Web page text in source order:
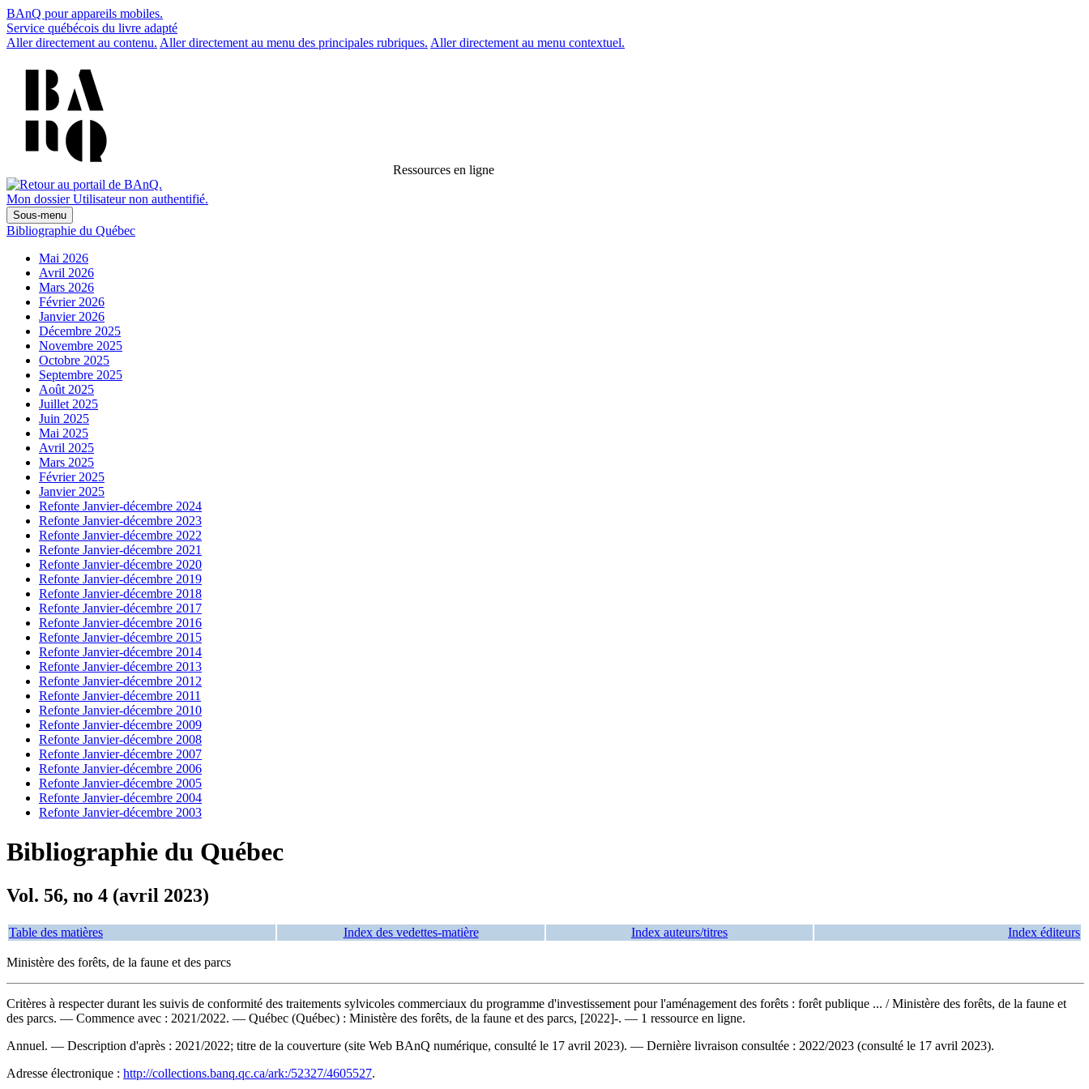
BAnQ pour appareils mobiles.
Service québécois du livre adapté
Aller directement au contenu. Aller directement au menu des principales rubriques. Aller directement au menu contextuel.
Ressources en ligne
Mon dossier Utilisateur non authentifié.
Sous-menu
Bibliographie du Québec
Mai 2026
Avril 2026
Mars 2026
Février 2026
Janvier 2026
Décembre 2025
Novembre 2025
Octobre 2025
Septembre 2025
Août 2025
Juillet 2025
Juin 2025
Mai 2025
Avril 2025
Mars 2025
Février 2025
Janvier 2025
Refonte Janvier-décembre 2024
Refonte Janvier-décembre 2023
Refonte Janvier-décembre 2022
Refonte Janvier-décembre 2021
Refonte Janvier-décembre 2020
Refonte Janvier-décembre 2019
Refonte Janvier-décembre 2018
Refonte Janvier-décembre 2017
Refonte Janvier-décembre 2016
Refonte Janvier-décembre 2015
Refonte Janvier-décembre 2014
Refonte Janvier-décembre 2013
Refonte Janvier-décembre 2012
Refonte Janvier-décembre 2011
Refonte Janvier-décembre 2010
Refonte Janvier-décembre 2009
Refonte Janvier-décembre 2008
Refonte Janvier-décembre 2007
Refonte Janvier-décembre 2006
Refonte Janvier-décembre 2005
Refonte Janvier-décembre 2004
Refonte Janvier-décembre 2003
Bibliographie du Québec
Vol. 56, no 4 (avril 2023)
Table des matières Index des vedettes-matière Index auteurs/titres Index éditeurs
Ministère des forêts, de la faune et des parcs
Critères à respecter durant les suivis de conformité des traitements sylvicoles commerciaux du programme d'investissement pour l'aménagement des forêts : forêt publique ... / Ministère des forêts, de la faune et
des parcs. — Commence avec : 2021/2022. — Québec (Québec) : Ministère des forêts, de la faune et des parcs, [2022]-. — 1 ressource en ligne.
Annuel. — Description d'après : 2021/2022; titre de la couverture (site Web BAnQ numérique, consulté le 17 avril 2023). — Dernière livraison consultée : 2022/2023 (consulté le 17 avril 2023).
Adresse électronique : http://collections.banq.qc.ca/ark:/52327/4605527.